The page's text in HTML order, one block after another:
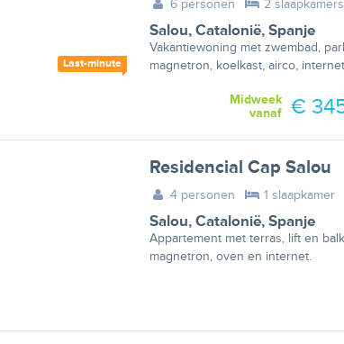
Last-minute
6 personen 2 slaapkamers
Salou, Catalonië, Spanje
Vakantiewoning met zwembad,
magnetron, koelkast, airco,
Midweek
vanaf
€
Residencial Cap Salou
4 personen 1 slaapkamer
Salou, Catalonië, Spanje
Appartement met terras, lift en
magnetron, oven en internet.